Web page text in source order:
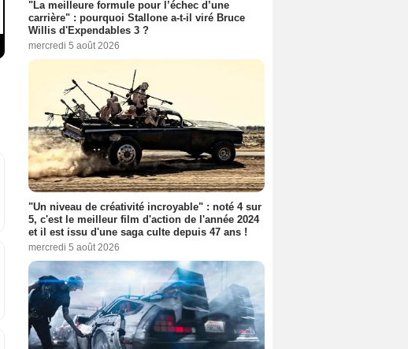
"La meilleure formule pour l’échec d’une
carrière" : pourquoi Stallone a-t-il viré Bruce
Willis d'Expendables 3 ?
mercredi 5 août 2026
"Un niveau de créativité incroyable" : noté 4 sur
5, c'est le meilleur film d'action de l'année 2024
et il est issu d'une saga culte depuis 47 ans !
mercredi 5 août 2026